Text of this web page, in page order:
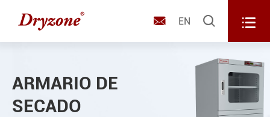
 EN  
ARMARIO DE
SECADO